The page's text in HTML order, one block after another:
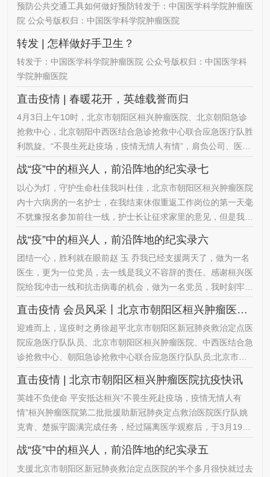
认识，精心准备，积极配合相关单位工作，做到社会需要我们有
需要必回应…
预防公共交通工具如何做好预防转发于：中国医学科学院肿瘤医
院 公众号版权归：中国医学科学院肿瘤医院
转发 | 怎样做好手卫生？
转发于：中国医学科学院肿瘤医院 公众号版权归：中国医学科
学院肿瘤医院
直击疫情 | 春暖花开，英雄载誉而归
4月3日上午10时，北京市朝阳区桓兴肿瘤医院、北京朝阳急诊
抢救中心，北京朝阳中西医结合急诊抢救中心联合应急医疗队胜
利凯旋。“不畏生死赴疫场，疫情无情人有情”，肩负公司、医院
人，其中我院2名队员，圆满完成赴北京市定点收治新冠肺炎患
者的救治任务。新冠肺炎疫情突如其来，桓兴肿瘤医院的同志们
纷纷积极响应号召，鼎力相助、火线驰援一线。今天杜佳、赵玉
乔圆满完成支…
战“疫”中的桓兴人，前沿阵地的纪实录七
以心为灯，守护生命杜佳我叫杜佳，北京市朝阳区桓兴肿瘤医院
内十六病房的一名护士，在我结束休假重返工作岗位的第一天毫
不犹豫报名参加前往一线，护士长让征求家里的意见，但是我想
了电话说了这件事情，姐姐特别肯定的说当初选择了学医这条路
就是救死扶伤，治病救人，现在正是祖国和人民需要你的时候，
姐姐支持你!姐姐的一番话让我有了强大的后盾让我信心倍增。
我通过层…
战“疫”中的桓兴人，前沿阵地的纪实录六
团结一心，胜利就在眼前赵 玉 乔我已经支援两天了，做为一名
医生，更为一位党员，去一线是我义不容辞的责任。感谢桓兴医
院给我冲击一线和抗击病毒的机会，做为一名党员，我时刻牢
爱、互助的桓兴精神。家庭的支持是我不懈的动力，一开始父母
并不知道我去一线的事情，后来爸妈打电话，主动照顾孩子和家
庭，一句“我们等你回来”……心里一阵酸楚，泪水早已涌出。同
心同力，战…
直击疫情 会员风采丨北京市朝阳区桓兴肿瘤医院战“疫”纪实录：徐超平 迎难…
迎难而上，逞疫时之勇徐超平北京市朝阳区新冠肺炎救治定点医
院应急医疗队队员、北京市朝阳区桓兴肿瘤医院、中西医结合急
诊抢救中心、朝阳急诊抢救中心联合应急医疗队队员;北京市朝
线，晴朗的天气的我忐忑的心鲜明对比。虽然经过了一系列严格
的培训和练习，但仍担心自己防护做的不到位，仍对里面陌生的
情况有些许的恐慌。一旁的护土长看出了我的紧张，给我进行了
一番心理疏导…
直击疫情 | 北京市朝阳区桓兴肿瘤医院抗疫快讯
英雄不负使命 平安抵达桓兴“不畏生死赴疫场，疫情无情人有
情”桓兴肿瘤医院第二批批援助新冠肺炎定点救治医院医疗队姚
克青、楚振宇圆满完成任务，经过隔离医学观察后，于3月19日
领导以热烈的掌声和温暖的拥抱欢迎2名队员回归。陈敦俊副院
长充分肯定了医疗队“敬畏生命、大爱无疆”的精神，认为医疗队
战“疫”中的桓兴人，前沿阵地的纪实录五
支援北京市朝阳区新冠肺炎救治定点医院的半个多月很快就过去